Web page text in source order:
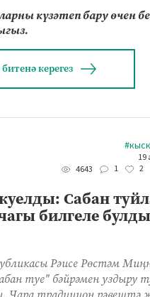
күзәтеп бару өчен
керегез
19
4643
1 2
Сабан
билгеле булды
Рәисе Рөстәм
туе" бәйрәмен уздыру